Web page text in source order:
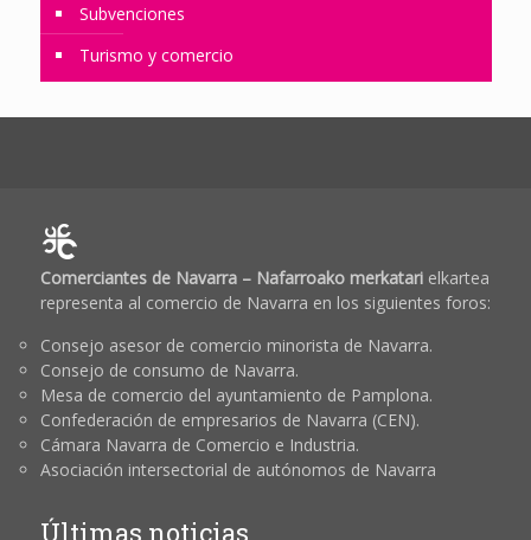
Subvenciones
Turismo y comercio
Comerciantes de Navarra – Nafarroako merkatarielkartea
representa al comercio de Navarra en los siguientes foros:
Consejo asesor de comercio minorista de Navarra.
Consejo de consumo de Navarra.
Mesa de comercio del ayuntamiento de Pamplona.
Confederación de empresarios de Navarra (CEN).
Cámara Navarra de Comercio e Industria.
Asociación intersectorial de autónomos de Navarra
Últimas noticias